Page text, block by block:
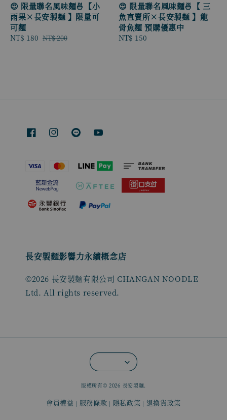
😍 限量聯名風味麵🍜【小
雨果×長安製麵 】限量可
可麵
Sale
NT$ 180 Regular
NT$ 200
😍 限量聯名風味麵🍜【 三
魚直賣所×長安製麵 】龍
骨魚麵 預購優惠中
Regular
NT$ 150
長安製麵影響力永續概念店
©2026 長安製麵有限公司 CHANGAN NOODLE
Ltd. All rights reserved.
版權所有© 2026 長安製麵.
會員權益 | 服務條款 | 隱私政策 | 退換貨政策